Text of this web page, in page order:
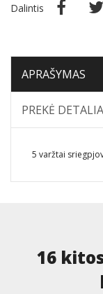
Dalintis
APRAŠYMAS
PREKĖ
5 varžtai
16